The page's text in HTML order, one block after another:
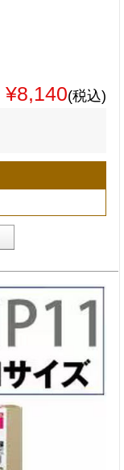
¥8,140(税込)